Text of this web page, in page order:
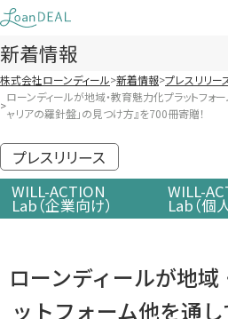
Skip
to
content
新着情報
株式会社ローンディール 新着情報 プレスリリー
ローンディールが地域・教育魅力化プラットフォ
ャリアの羅針盤」の見つけ方』を700冊寄贈！
プレスリリース
WILL-ACTION
Lab（企業向け）
WILL-
Lab（個
ローンディールが地
ットフォーム他を通